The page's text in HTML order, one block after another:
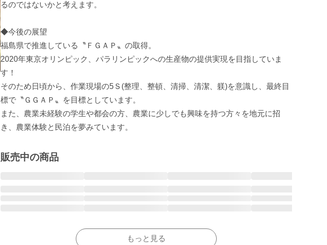
るのではないかと考えます。
◆今後の展望
福島県で推進している〝ＦＧＡＰ〟の取得。
2020年東京オリンピック、パラリンピックへの生産物の提供実現を目指していま
す！
そのため日頃から、作業現場の5Ｓ(整理、整頓、清掃、清潔、躾)を意識し、最終目
標で〝ＧＧＡＰ〟を目標としています。
また、農業未経験の学生や都会の方、農業に少しでも興味を持つ方々を地元に招
き、農業体験と民泊を夢みています。
販売中の商品
もっと見る